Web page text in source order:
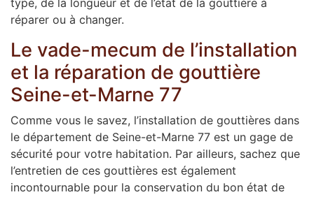
type, de la longueur et de l’état de la gouttière à
réparer ou à changer.
Le vade-mecum de l’installation
et la réparation de gouttière
Seine-et-Marne 77
Comme vous le savez, l’installation de gouttières dans
le département de Seine-et-Marne 77 est un gage de
sécurité pour votre habitation. Par ailleurs, sachez que
l’entretien de ces gouttières est également
incontournable pour la conservation du bon état de